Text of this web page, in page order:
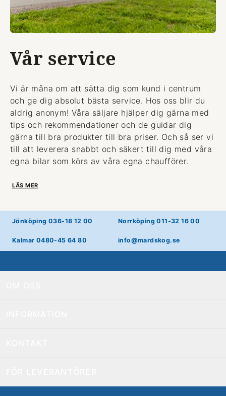
Vår service
Vi är måna om att sätta dig som kund i centrum
och ge dig absolut bästa service. Hos oss blir du
aldrig anonym! Våra säljare hjälper dig gärna med
tips och rekommendationer och de guidar dig
gärna till bra produkter till bra priser. Och så ser vi
till att leverera snabbt och säkert till dig med våra
egna bilar som körs av våra egna chaufförer.
LÄS MER
Jönköping 036-18 12 00 Norrköping 011-32 16 00
Kalmar 0480-45 64 80 info@mardskog.se